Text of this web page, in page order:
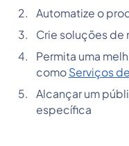
Automatize o
Crie soluções de
Permita uma
como Serviços
Alcançar um
específica